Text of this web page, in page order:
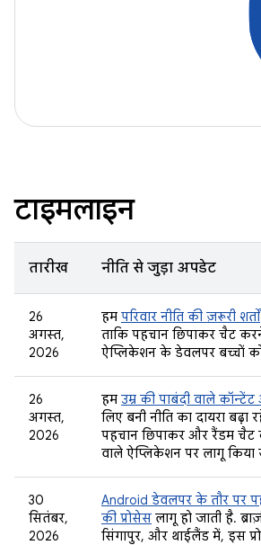
टाइमलाइन
तारीख नीति से जुड़ा अपडेट
26
अगस्त,
2026
हम परिवार नीति की ज़रूरी शर्तों
ताकि पहचान छिपाकर चैट
ऐप्लिकेशन के डेवलपर बच्चों
26
अगस्त,
2026
हम उम्र की पाबंदी वाले
लिए बनी नीति का दायरा बढ़ा
पहचान छिपाकर और रैंडम चैट
वाले ऐप्लिकेशन पर लागू
30
सितंबर,
2026
Android डेवलपर के तौर पर
की प्रोसेस लागू हो जाती है.
सिंगापुर, और थाईलैंड में, इस